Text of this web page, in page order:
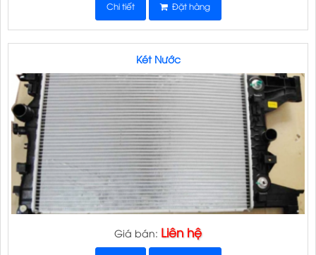
Chi tiết Đặt hàng
Két Nước
Giá bán: Liên hệ